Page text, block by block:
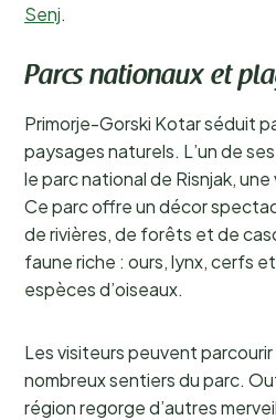
Senj.
Parcs nationaux et
Primorje-Gorski Kotar séduit
paysages naturels. L’un de
le parc national de Risnjak,
Ce parc offre un décor
de rivières, de forêts et de
faune riche : ours, lynx, cerfs
espèces d’oiseaux.
Les visiteurs peuvent parcourir
nombreux sentiers du parc.
région regorge d’autres